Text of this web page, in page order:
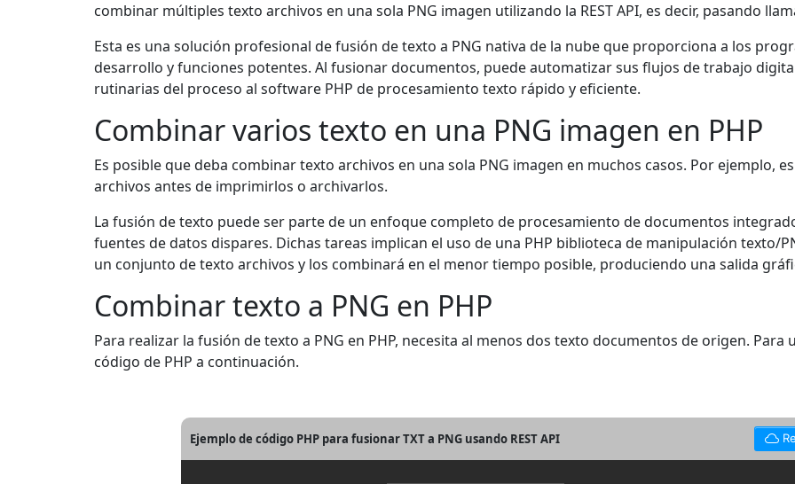
combinar múltiples texto archivos en una sola PNG imagen utilizando la REST API, es decir, pasando
Esta es una solución profesional de fusión de texto a PNG nativa de la nube que proporciona a los
desarrollo y funciones potentes. Al fusionar documentos, puede automatizar sus flujos de trabajo
rutinarias del proceso al software PHP de procesamiento texto rápido y eficiente.
Combinar varios texto en una PNG imagen en PHP
Es posible que deba combinar texto archivos en una sola PNG imagen en muchos casos. Por ejemplo,
archivos antes de imprimirlos o archivarlos.
La fusión de texto puede ser parte de un enfoque completo de procesamiento de documentos
fuentes de datos dispares. Dichas tareas implican el uso de una PHP biblioteca de manipulación texto/
un conjunto de texto archivos y los combinará en el menor tiempo posible, produciendo una salida
Combinar texto a PNG en PHP
Para realizar la fusión de texto a PNG en PHP, necesita al menos dos texto documentos de origen.
código de PHP a continuación.
Ejemplo de código PHP para fusionar TXT a PNG usando REST API